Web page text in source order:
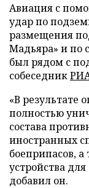
Авиация с
удар по
размещения
Мадьяра» и по
был рядом с
собеседник
«В результате
полностью
состава
иностранных
боеприпасов,
устройства
добавил он.